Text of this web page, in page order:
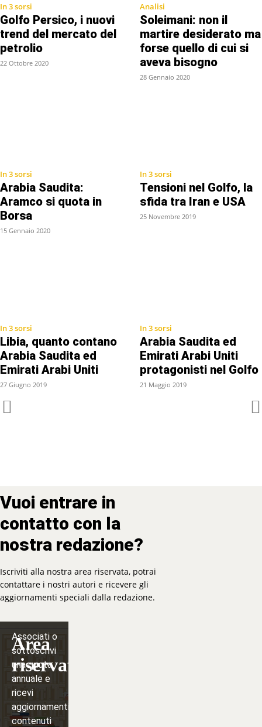
In 3 sorsi
Golfo Persico, i nuovi
trend del mercato del
petrolio
22 Ottobre 2020
Analisi
Soleimani: non il
martire desiderato ma
forse quello di cui si
aveva bisogno
28 Gennaio 2020
In 3 sorsi
Arabia Saudita:
Aramco si quota in
Borsa
15 Gennaio 2020
In 3 sorsi
Tensioni nel Golfo, la
sfida tra Iran e USA
25 Novembre 2019
In 3 sorsi
Libia, quanto contano
Arabia Saudita ed
Emirati Arabi Uniti
27 Giugno 2019
In 3 sorsi
Arabia Saudita ed
Emirati Arabi Uniti
protagonisti nel Golfo
21 Maggio 2019
Vuoi entrare in
contatto con la
nostra redazione?
Iscriviti alla nostra area riservata, potrai
contattare i nostri autori e ricevere gli
aggiornamenti speciali dalla redazione.
Area
riservata
Associati o
sottoscrivi
una quota
annuale e
ricevi
aggiornamenti,
contenuti